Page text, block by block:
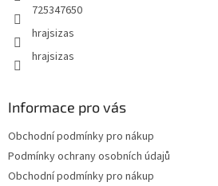
725347650
hrajsizas
hrajsizas
Informace pro vás
Obchodní podmínky pro nákup
Podmínky ochrany osobních údajů
Obchodní podmínky pro nákup